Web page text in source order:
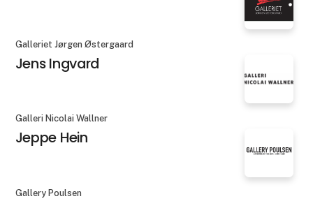
Galleriet Jørgen Østergaard
Jens Ingvard
Galleri Nicolai Wallner
Jeppe Hein
Gallery Poulsen